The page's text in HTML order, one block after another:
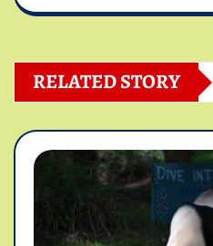
RELATED STORY